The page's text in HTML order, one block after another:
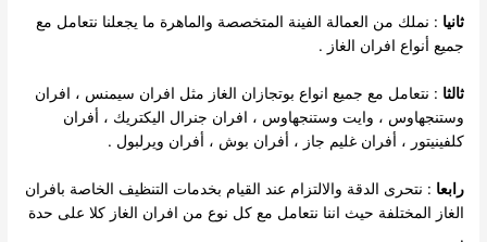
ثانيا : نملك من العمالة الفينة المتخصصة والماهرة ما يجعلنا نتعامل مع
جميع أنواع افران الغاز .
ثالثا : نتعامل مع جميع انواع بوتجازان الغاز مثل افران سيمنس ، افران
وستنجهاوس ، وايت وستنجهاوس ، افران جنرال اليكتريك ، أفران
كلفينيتور ، أفران غليم جاز ، أفران بوش ، أفران ويرلبول .
رابعا : نتحرى الدقة والالتزام عند القيام بخدمات التنظيف الخاصة بافران
الغاز المختلفة حيث اننا نتعامل مع كل نوع من افران الغاز كلا على حدة
.